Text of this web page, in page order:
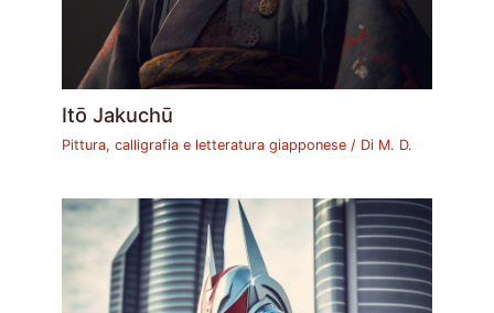
Itō Jakuchū
Pittura, calligrafia e letteratura giapponese / Di M. D.